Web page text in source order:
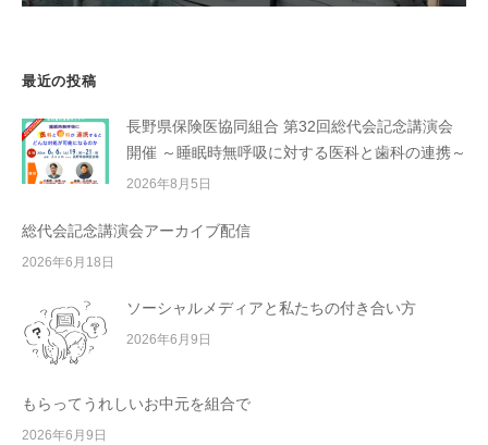
最近の投稿
長野県保険医協同組合 第32回総代会記念講演会
開催 ～睡眠時無呼吸に対する医科と歯科の連携～
2026年8月5日
総代会記念講演会アーカイブ配信
2026年6月18日
ソーシャルメディアと私たちの付き合い方
2026年6月9日
もらってうれしいお中元を組合で
2026年6月9日